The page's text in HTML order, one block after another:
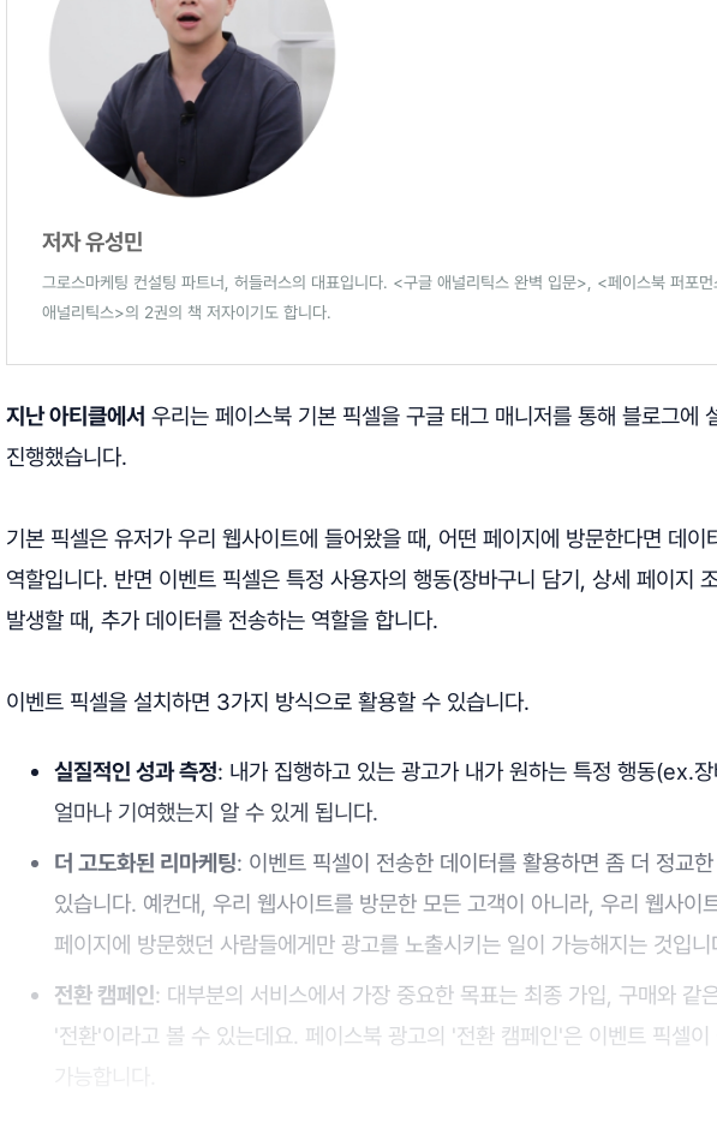
저자 유성민
그로스마케팅 컨설팅 파트너, 허들러스의 대표입니다. <구글 애널리틱스 완벽 입문>, <페이스북 퍼포
애널리틱스>의 2권의 책 저자이기도 합니다.
지난 아티클에서 우리는 페이스북 기본 픽셀을 구글 태그 매니저를 통해 블로그에
진행했습니다.
기본 픽셀은 유저가 우리 웹사이트에 들어왔을 때, 어떤 페이지에 방문한다면 데이
역할입니다. 반면 이벤트 픽셀은 특정 사용자의 행동(장바구니 담기, 상세 페이지
발생할 때, 추가 데이터를 전송하는 역할을 합니다.
이벤트 픽셀을 설치하면 3가지 방식으로 활용할 수 있습니다.
실질적인 성과 측정: 내가 집행하고 있는 광고가 내가 원하는 특정 행동(ex.
얼마나 기여했는지 알 수 있게 됩니다.
더 고도화된 리마케팅: 이벤트 픽셀이 전송한 데이터를 활용하면 좀 더 정교
있습니다. 예컨대, 우리 웹사이트를 방문한 모든 고객이 아니라, 우리 웹사이
페이지에 방문했던 사람들에게만 광고를 노출시키는 일이 가능해지는 것입니
전환 캠페인: 대부분의 서비스에서 가장 중요한 목표는 최종 가입, 구매와 같
'전환'이라고 볼 수 있는데요. 페이스북 광고의 '전환 캠페인'은 이벤트 픽셀이
가능합니다.